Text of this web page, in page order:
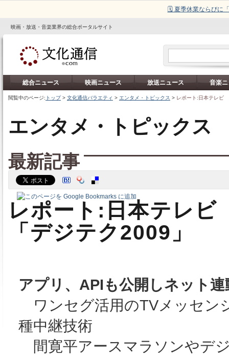
🗓️ 夏季休業ならびに
映画・放送・音楽業界の総合ポータルサイト
総合ニュース 映画ニュース 放送ニュース 音楽
閲覧中のページ: トップ> 文化通信バラエティ > エンタメ・トピックス > レポート:日本テレビ
エンタメ・トピックス
最新記事
レポート:日本テレ
「デジテク2009」
アプリ、APIも公開しネット連
ワンセグ活用のTVメッセン
種中継技術
間寛平アースマラソンやデ